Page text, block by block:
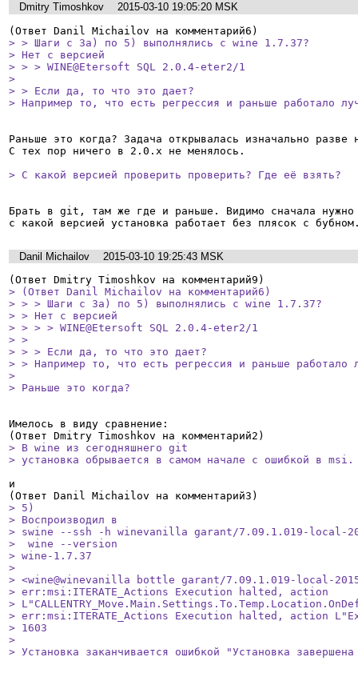
Dmitry Timoshkov
2015-03-10 19:05:20 MSK
> > Шаги с 3а) по 5) выполнялись с wine 1.7.37?
> Нет с версией
> > > WINE@Etersoft SQL 2.0.4-eter2/1
>
> > Если да, то что это дает?
> Например то, что есть регрессия и раньше работало
Раньше это когда? Задача открывалась изначально разве
С тех пор ничего в 2.0.x не менялось.
> С какой версией проверить проверить? Где её взять?
Брать в git, там же где и раньше. Видимо сначала нужно
с какой версией установка работает без плясок с
Danil Michailov
2015-03-10 19:25:43 MSK
> (Ответ Danil Michailov на комментарий6)
> > > Шаги с 3а) по 5) выполнялись с wine 1.7.37?
> > Нет с версией
> > > > WINE@Etersoft SQL 2.0.4-eter2/1
> >
> > > Если да, то что это дает?
> > Например то, что есть регрессия и раньше работало
>
> Раньше это когда?
Имелось в виду сравнение:
> В wine из сегодняшнего git
> установка обрывается в самом начале с ошибкой в
и
> 5)
> Воспроизводил в
> swine --ssh -h winevanilla garant/7.09.1.019-local-
>  wine --version
> wine-1.7.37
>
> <wine@winevanilla bottle garant/7.09.1.019-local-
> err:msi:ITERATE_Actions Execution halted, action
>
> err:msi:ITERATE_Actions Execution halted, action
> 1603
>
> Установка заканчивается ошибкой "Установка